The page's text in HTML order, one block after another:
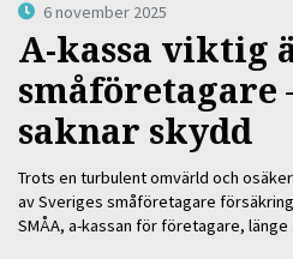
6 november 2025
A-kassa viktig
småföretagare
saknar skydd
Trots en turbulent omvärld och
av Sveriges småföretagare
SMÅA, a-kassan för företagare,